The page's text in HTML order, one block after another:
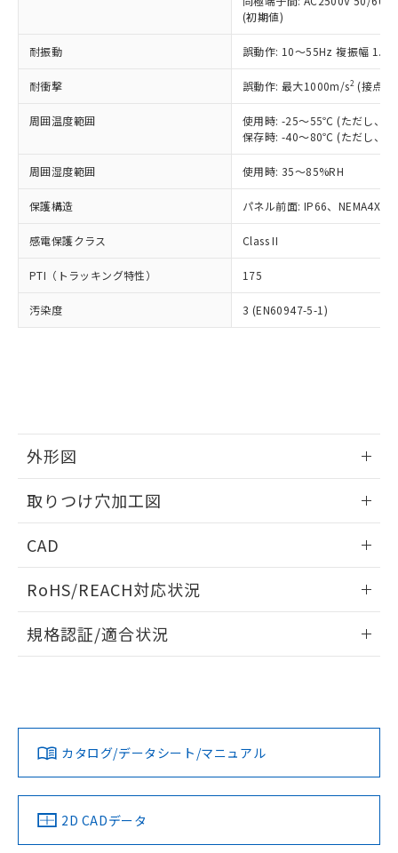
(初期値)
耐振動 誤動作: 10～55Hz 複振幅
耐衝撃 誤動作: 最大1000m/s2 (接点
周囲温度範囲
使用時: -25～55℃ (ただし、氷
保存時: -40～80℃ (ただし、氷
周囲湿度範囲 使用時: 35～85%RH
保護構造 パネル前面: IP66、NEMA4X,
感電保護クラス Class II
PTI（トラッキング特性） 175
汚染度 3 (EN60947-5-1)
外形図
取りつけ穴加工図
CAD
ドすることができます。
ログイン/会員登録
ダウンロードデータをご利用いただく前に、以下を必ずお読
みください。
ソフトウェアの使用条件
RoHS/REACH対応状況
EU RoHS 注意事項・凡例
対応済み
中国 RoHS 注意事項・凡例
規格認証/適合状況
LR型式承認
（イギリス
船舶規格）
DNV型式承認
（ノルウェー
BV型式承認
（フランス
KR型式
（韓国
No No No No
カタログ/データシート/マニュアル
2D CADデータ
正式な納期状況および標準価格はお客
様のお取引先、またはお客様担当のオ
ムロン制御機器販売店・当社販売員に
オムロン制御機器販売店や当社販売拠
販売ネットワーク
」をご確認
事前の承諾なく第三者に漏洩または開
示しないようお願いします。
マイパーツ機能（部品リスト作成サー
ビス）をご利用いただくには、I-Web
メンバーズにご登録されている必要が
あります。
お客様が当ウェブサイト上で当社にご
登録された部品リストについて、当社
および当社の共同利用者が、当社の製
(PBDE) 1000ppm以下、フタル酸ビス(2-エチルヘキシ
ル) (DEHP)(別名：DOP) 1000ppm以下、フタル酸ブチ
（DBP） 1000ppm以下、フタル酸ジイソブチル
但し、RoHS指令で産業用監視および制御機器に対する
フタル酸エステル類の４物質については閾値を超える意
図的な使用がないことを確認しています。
※2 対応予定月
部品在庫の切り替え状況などにより、予定
月が前後することがあります。
※3 非含有証明書ダウンロード
※本証明書は発行日時点で非含有を証明す
るもので、過去に遡って非含有を証明する
また、RoHS指令のフタル酸エステル類４
物質の対応では、対応完了までの期間は出
荷製品に未対応品が混在することから備考
既に当社にて対応品への在庫切替を完了
していることから、特段のことがない限
り、2022年1月12日より割愛しておりま
ニル類) : 1000ppm、 PBDEs(ポリ臭化ジフェニルエーテ
イソブチル) : 1000ppm、 BBP(フタル酸ブチルベンジ
DEHP(フタル酸ビス(2-エチルヘキシル)) : 1000ppm
「ｅ」：有害物質（10物質）のすべてが基
準値以下であることを示します。
「10」：通常の使用状況下において有害物
質が外部に漏えいし、環境に深刻な影響を
及ぼさない年数を意味します。
い合わせください。
当社は規制貨物を破棄する場合は、完
全に破砕するなど、違法に輸出されな
いよう必要な手段を講じます。
当社は貴社製品を、核兵器、ミサイ
ル、化学兵器、生物兵器またはその他
武器並びにこれらの製造装置等に一切
当社は、貴社製品を第三者に販売する
場合は、上記1、2および3の内容を当
該第三者に通知します。また当社は、
販売先および販売に係わる関係者が違
り引きをいたしません。
一定数以上の在庫あり
一定数には満たないが在庫あり
在庫なし(最新の在庫状況につ
いては、お客様のお取引先、ま
たはお客様担当のオムロン制御
機器販売店・当社販売員にご確
白
受注生産機種、また在庫状況の
情報を公開していない機種